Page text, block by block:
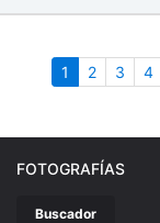
1 (actual)
2 3 4
FOTOGRAFÍAS
Buscador